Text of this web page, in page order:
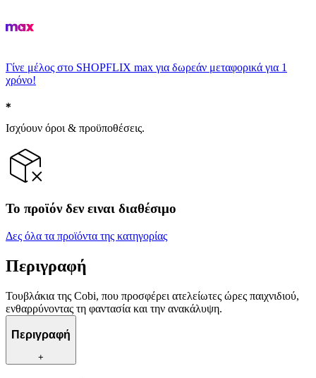
Γίνε μέλος στο SHOPFLIX max για δωρεάν μεταφορικά για 1
χρόνο!
Ισχύουν όροι & προϋποθέσεις.
Το προϊόν δεν ειναι διαθέσιμο
Δες όλα τα προϊόντα της κατηγορίας
Περιγραφή
Τουβλάκια της Cobi, που προσφέρει ατελείωτες ώρες παιχνιδιού,
ενθαρρύνοντας τη φαντασία και την ανακάλυψη.
Περιγραφή
+